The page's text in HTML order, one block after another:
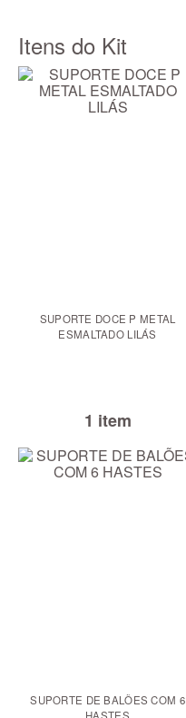
Itens do Kit
SUPORTE DOCE P METAL
ESMALTADO LILÁS
1 item
SUPORTE DE BALÕES COM 6